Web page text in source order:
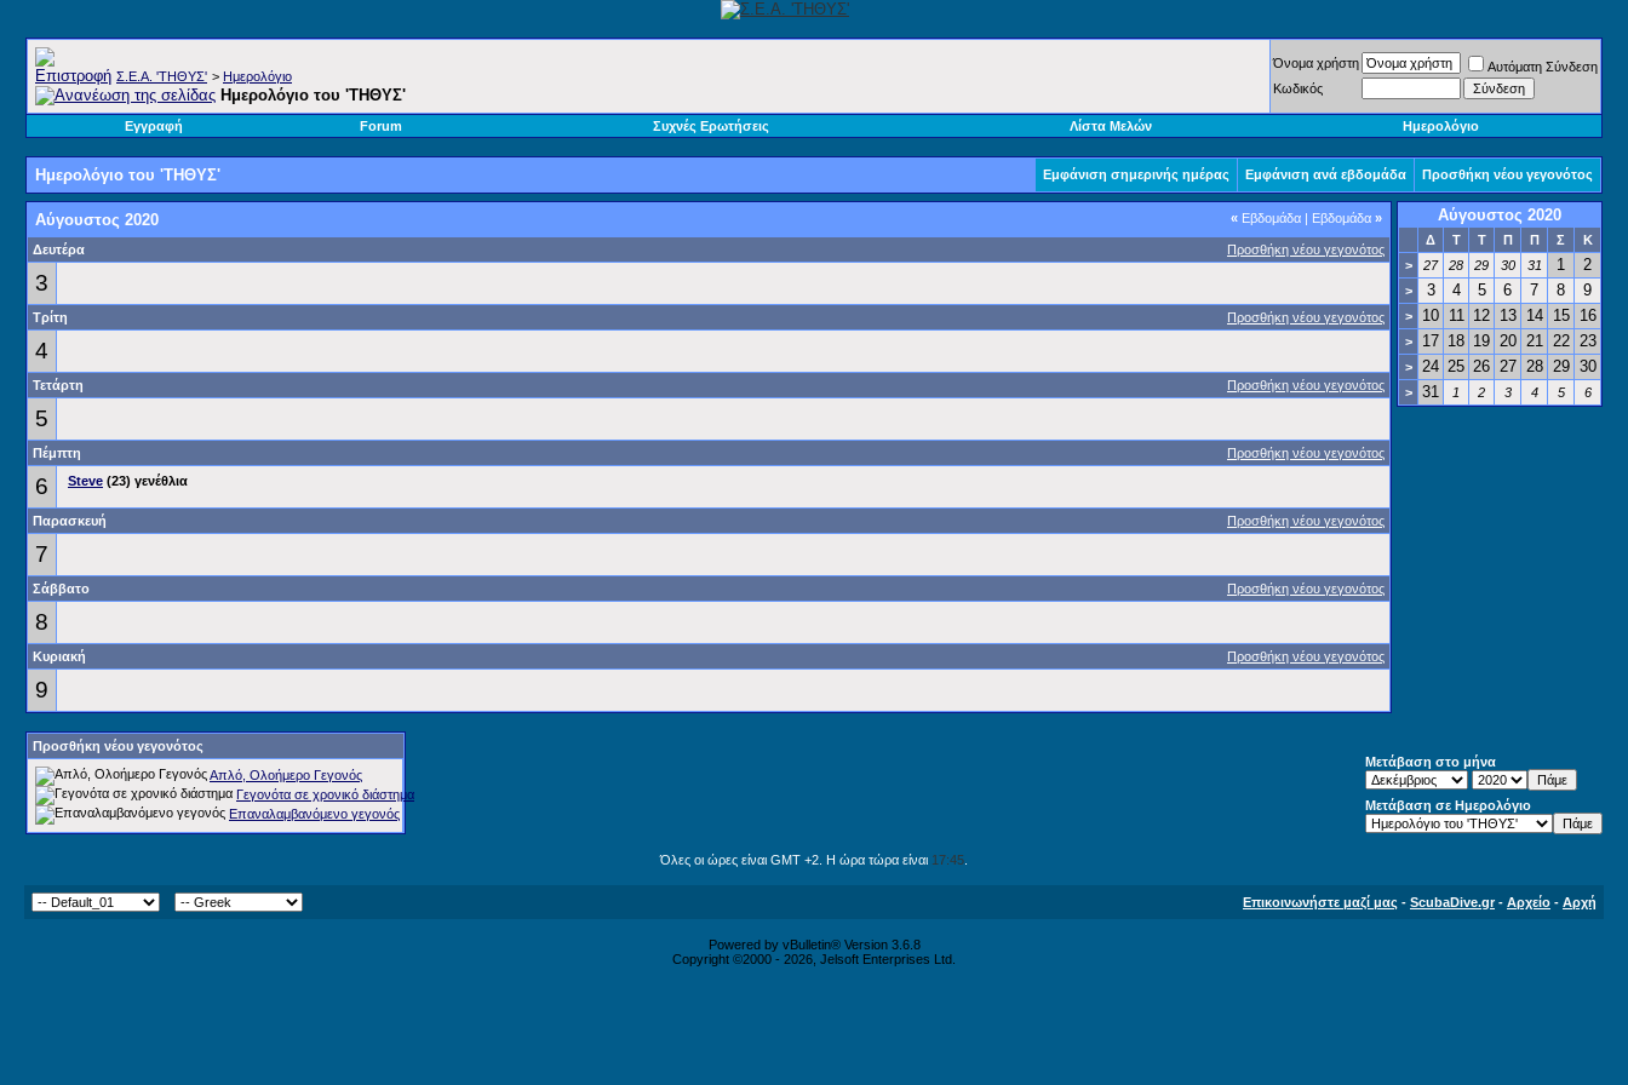
Σ.E.A. 'ΤΗΘΥΣ' > Ημερολόγιο
Ημερολόγιο του 'ΤΗΘΥΣ'
Όνομα χρήστη
Αυτόματη Σύνδεση
Κωδικός
Εγγραφή Forum Συχνές Ερωτήσεις Λίστα Μελών Ημερολόγιο
Ημερολόγιο του 'ΤΗΘΥΣ' Εμφάνιση σημερινής ημέρας Εμφάνιση ανά εβδομάδα Προσθήκη νέου γεγονότος
« Εβδομάδα | Εβδομάδα »
Αύγουστος 2020
Προσθήκη νέου γεγονότος
Δευτέρα
3
Προσθήκη νέου γεγονότος
Τρίτη
4
Προσθήκη νέου γεγονότος
Τετάρτη
5
Προσθήκη νέου γεγονότος
Πέμπτη
6 Steve (23) γενέθλια
Προσθήκη νέου γεγονότος
Παρασκευή
7
Προσθήκη νέου γεγονότος
Σάββατο
8
Προσθήκη νέου γεγονότος
Κυριακή
9
Αύγουστος 2020
Δ Τ Τ Π Π Σ
Κ
>
27 28 29 30 31 1 2
> 3 4 5 6 7 8 9
> 10 11 12 13 14 15 16
> 17 18 19 20 21 22 23
> 24 25 26 27 28 29 30
> 31 1 2 3 4 5 6
Προσθήκη νέου γεγονότος
Απλό, Ολοήμερο Γεγονός
Γεγονότα σε χρονικό διάστημα
Επαναλαμβανόμενο γεγονός
Μετάβαση στο μήνα
Μετάβαση σε Ημερολόγιο
Όλες οι ώρες είναι GMT +2. Η ώρα τώρα είναι 17:45
Επικοινωνήστε μαζί μας - ScubaDive.gr- Αρχείο - Αρχή
Powered by vBulletin® Version 3.6.8
Copyright ©2000 - 2026, Jelsoft Enterprises Ltd.